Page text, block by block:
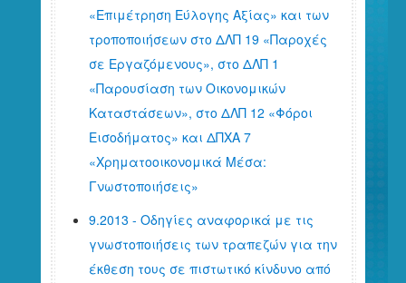
«Επιμέτρηση Εύλογης Αξίας» και των
τροποποιήσεων στο ΔΛΠ 19 «Παροχές
σε Εργαζόμενους», στο ΔΛΠ 1
«Παρουσίαση των Οικονομικών
Καταστάσεων», στο ΔΛΠ 12 «Φόροι
Εισοδήματος» και ΔΠΧΑ 7
«Χρηματοοικονομικά Μέσα:
Γνωστοποιήσεις»
9.2013 - Οδηγίες αναφορικά με τις
γνωστοποιήσεις των τραπεζών για την
έκθεση τους σε πιστωτικό κίνδυνο από